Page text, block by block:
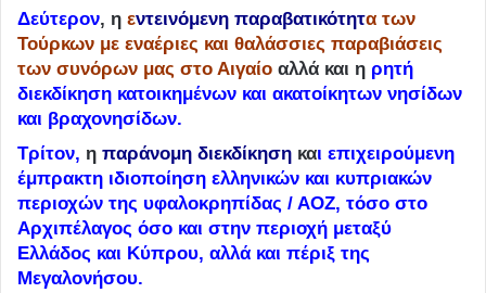
Δεύτερον, η εντεινόμενη παραβατικότητα των
Τούρκων με εναέριες και θαλάσσιες παραβιάσεις
των συνόρων μας στο Αιγαίο αλλά και η ρητή
διεκδίκηση κατοικημένων και ακατοίκητων νησίδων
και βραχονησίδων.
Τρίτον, η παράνομη διεκδίκηση και επιχειρούμενη
έμπρακτη ιδιοποίηση ελληνικών και κυπριακών
περιοχών της υφαλοκρηπίδας / ΑΟΖ, τόσο στο
Αρχιπέλαγος όσο και στην περιοχή μεταξύ
Ελλάδος και Κύπρου, αλλά και πέριξ της
Μεγαλονήσου.